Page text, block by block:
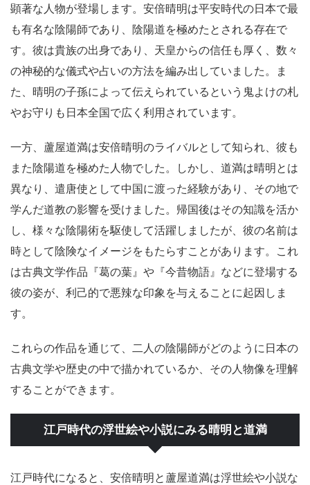
顕著な人物が登場します。安倍晴明は平安時代の日本で最
も有名な陰陽師であり、陰陽道を極めたとされる存在で
す。彼は貴族の出身であり、天皇からの信任も厚く、数々
の神秘的な儀式や占いの方法を編み出していました。ま
た、晴明の子孫によって伝えられているという鬼よけの札
やお守りも日本全国で広く利用されています。
一方、蘆屋道満は安倍晴明のライバルとして知られ、彼も
また陰陽道を極めた人物でした。しかし、道満は晴明とは
異なり、遣唐使として中国に渡った経験があり、その地で
学んだ道教の影響を受けました。帰国後はその知識を活か
し、様々な陰陽術を駆使して活躍しましたが、彼の名前は
時として陰険なイメージをもたらすことがあります。これ
は古典文学作品『葛の葉』や『今昔物語』などに登場する
彼の姿が、利己的で悪辣な印象を与えることに起因しま
す。
これらの作品を通じて、二人の陰陽師がどのように日本の
古典文学や歴史の中で描かれているか、その人物像を理解
することができます。
江戸時代の浮世絵や小説にみる晴明と道満
江戸時代になると、安倍晴明と蘆屋道満は浮世絵や小説な